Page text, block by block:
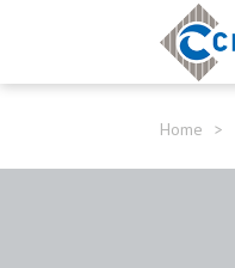
Home >